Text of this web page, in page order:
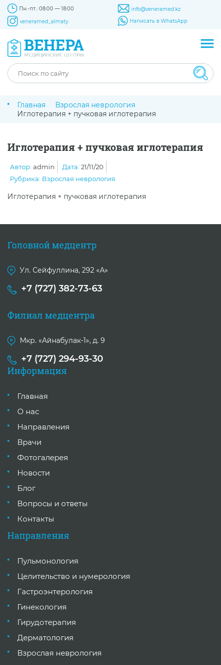
Пн.-пт.: 08:00 — 18:00
info@veneramed.kz
veneramed_almaty
Написать в WhatsApp
Главная
Взрослая неврология
Иглотерапия + пучковая иглотерапия
Иглотерапия + пучковая иглотерапия
Автор: admin Дата: 21/11/20
Рубрика: Взрослая неврология
Иглотерапия + пучковая иглотерапия
Головной медцентр
Ул. Сейфуллина, 292 «А»
+7 (727) 382-73-63
Филиал медцентра
Мкр. «Айнабулак-1», д. 9
+7 (727) 294-93-30
Информация
Главная
О нас
Направления
Врачи
Фотогалерея
Новости
Блог
Вопросы и ответы
Контакты
Направления
Пульмонология
Целительство и нумерология
Гастроэнтерология
Гинекология
Гирудотерапия
Дерматология
Взрослая неврология